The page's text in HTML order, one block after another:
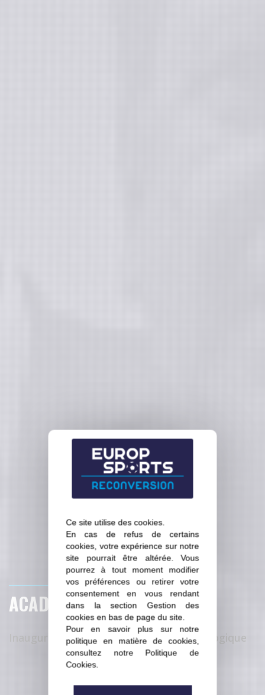
Ce site utilise des cookies.
En cas de refus de certains
cookies, votre expérience sur notre
site pourrait être altérée. Vous
pourrez à tout moment modifier
vos préférences ou retirer votre
consentement en vous rendant
dans la section Gestion des
cookies en bas de page du site.
Pour en savoir plus sur notre
politique en matière de cookies,
consultez notre Politique de
Cookies.
05 11 2019
ACADOMIA ET ESR
Inauguration d'un nouveau centre pédagogique